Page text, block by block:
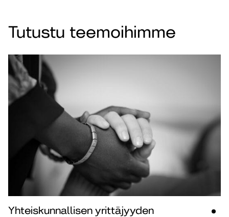
Tutustu teemoihimme
Yhteiskunnallisen yrittäjyyden